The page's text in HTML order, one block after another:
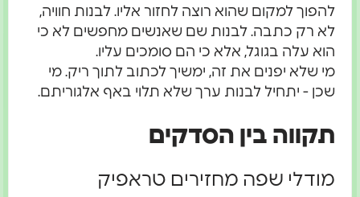
להפוך למקום שהוא רוצה לחזור אליו. לבנות חוויה,
לא רק כתבה. לבנות שם שאנשים מחפשים לא כי
הוא עלה בגוגל, אלא כי הם סומכים עליו.
מי שלא יפנים את זה, ימשיך לכתוב לתוך ריק. מי
שכן - יתחיל לבנות ערך שלא תלוי באף אלגוריתם.
תקווה בין הסדקים
מודלי שפה מחזירים טראפיק